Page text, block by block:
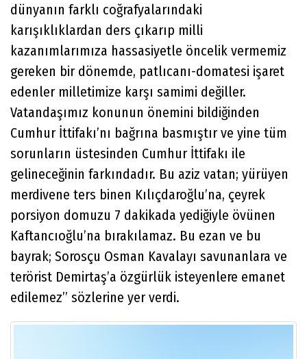
dünyanın farklı coğrafyalarındaki
karışıklıklardan ders çıkarıp milli
kazanımlarımıza hassasiyetle öncelik vermemiz
gereken bir dönemde, patlıcanı-domatesi işaret
edenler milletimize karşı samimi değiller.
Vatandaşımız konunun önemini bildiğinden
Cumhur İttifakı’nı bağrına basmıştır ve yine tüm
sorunların üstesinden Cumhur İttifakı ile
gelineceğinin farkındadır. Bu aziz vatan; yürüyen
merdivene ters binen Kılıçdaroğlu’na, çeyrek
porsiyon domuzu 7 dakikada yediğiyle övünen
Kaftancıoğlu’na bırakılamaz. Bu ezan ve bu
bayrak; Sorosçu Osman Kavalayı savunanlara ve
terörist Demirtaş’a özgürlük isteyenlere emanet
edilemez’’ sözlerine yer verdi.